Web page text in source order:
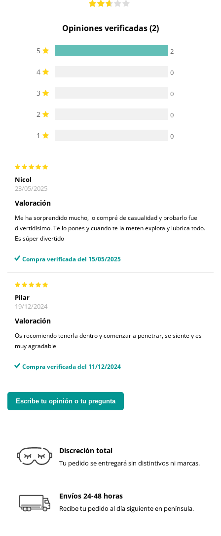
Opiniones verificadas (2)
5 2
4 0
3 0
2 0
1 0
Nicol
23/05/2025
Valoración
Me ha sorprendido mucho, lo compré de casualidad y probarlo fue
divertidísimo. Te lo pones y cuando te la meten explota y lubrica todo.
Es súper divertido
Compra verificada del 15/05/2025
Pilar
19/12/2024
Valoración
Os recomiendo tenerla dentro y comenzar a penetrar, se siente y es
muy agradable
Compra verificada del 11/12/2024
Escribe tu opinión o tu pregunta
Discreción total
Tu pedido se entregará sin distintivos ni marcas.
Envíos 24-48 horas
Recibe tu pedido al día siguiente en península.